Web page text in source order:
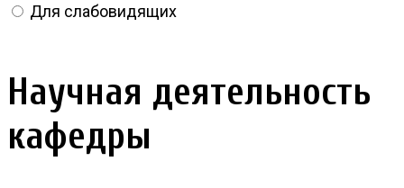
Для слабовидящих
Научная деятельность
кафедры